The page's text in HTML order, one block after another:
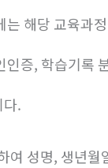
해당 교육과
증, 학습기록
.
여 성명, 생년